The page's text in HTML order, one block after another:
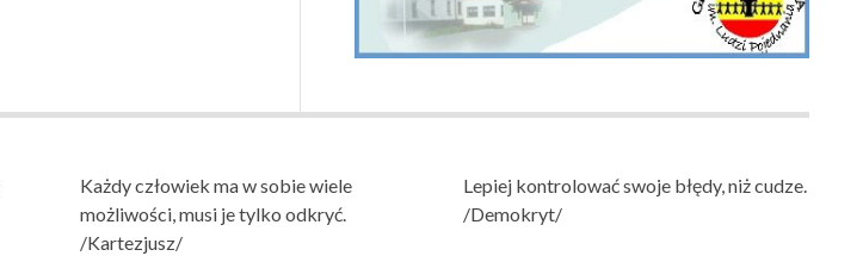
Każdy człowiek ma w sobie wiele
możliwości, musi je tylko odkryć.
/Kartezjusz/
Lepiej kontrolować swoje błędy, niż cudze.
/Demokryt/